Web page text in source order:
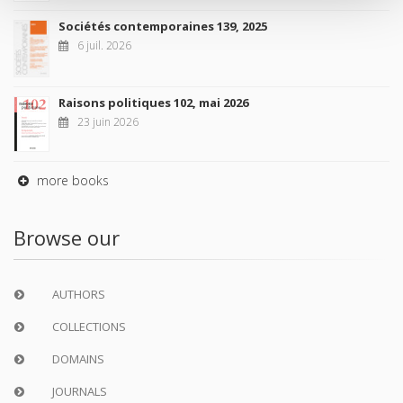
Sociétés contemporaines 139, 2025
6 juil. 2026
Raisons politiques 102, mai 2026
23 juin 2026
more books
Browse our
AUTHORS
COLLECTIONS
DOMAINS
JOURNALS